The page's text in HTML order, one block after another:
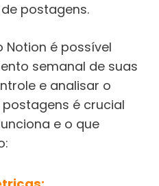
postagens.
Notion é possível
semanal de suas
e analisar o
é crucial
e o que